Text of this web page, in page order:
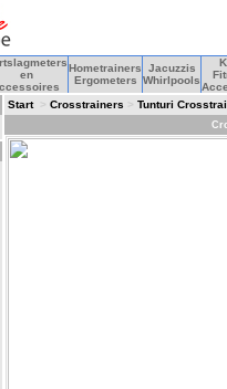
en
Hometrainers
Ergometers
Jacuzzis
Whirlpools
Start> Crosstrainers > Tunturi